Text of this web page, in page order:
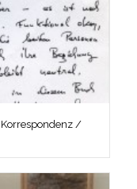
Korrespondenz /